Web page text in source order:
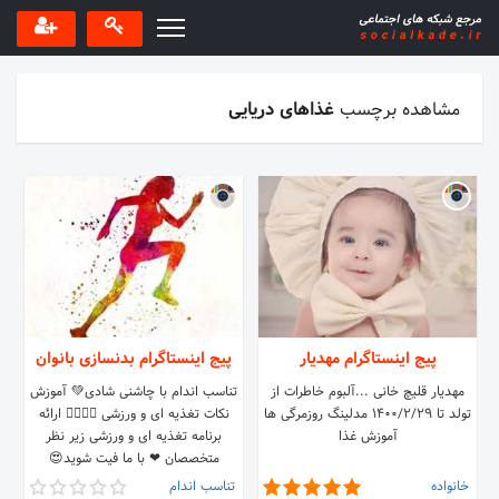
مشاهده برچسبغذاهای دریایی
پیج اینستاگرام مهدیار
مهدیار قلیچ خانی ...آلبوم خاطرات از
تولد تا ۱۴۰۰/۲/۲۹ مدلینگ روزمرگی ها
آموزش غذا
خانواده
پیج اینستاگرام بدنسازی بانوان
تناسب اندام با چاشنی شادی💚 آموزش
نکات تغذیه ای و ورزشی 🏋‍♀️🏃‍♀️ ارائه
برنامه تغذیه ای و ورزشی زیر نظر
متخصصان ❤ با ما فیت شوید😍
تناسب اندام